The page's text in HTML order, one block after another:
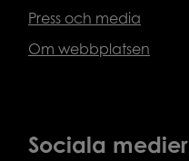
Press och media
Om webbplatsen
Sociala medier